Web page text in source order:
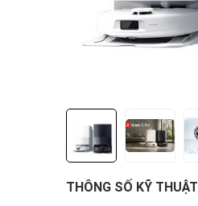
THÔNG SỐ KỸ THUẬT